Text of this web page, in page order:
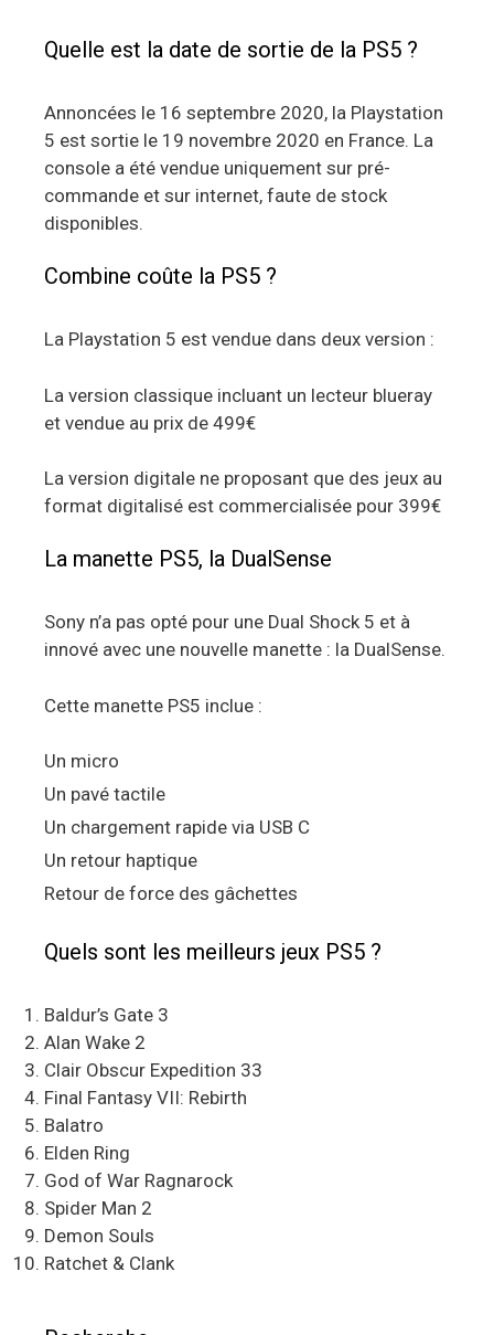
Quelle est la date de sortie de la PS5 ?
Annoncées le 16 septembre 2020, la Playstation
5 est sortie le 19 novembre 2020 en France. La
console a été vendue uniquement sur pré-
commande et sur internet, faute de stock
disponibles.
Combine coûte la PS5 ?
La Playstation 5 est vendue dans deux version :
La version classique incluant un lecteur blueray
et vendue au prix de 499€
La version digitale ne proposant que des jeux au
format digitalisé est commercialisée pour 399€
La manette PS5, la DualSense
Sony n’a pas opté pour une Dual Shock 5 et à
innové avec une nouvelle manette : la DualSense.
Cette manette PS5 inclue :
Un micro
Un pavé tactile
Un chargement rapide via USB C
Un retour haptique
Retour de force des gâchettes
Quels sont les meilleurs jeux PS5 ?
Baldur’s Gate 3
Alan Wake 2
Clair Obscur Expedition 33
Final Fantasy VII: Rebirth
Balatro
Elden Ring
God of War Ragnarock
Spider Man 2
Demon Souls
Ratchet & Clank